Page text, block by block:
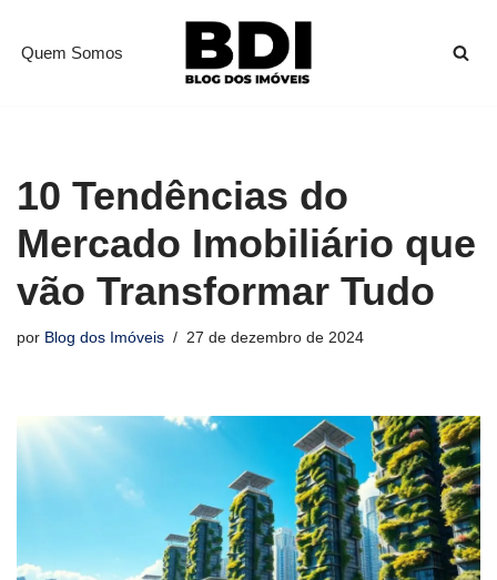
Pular
Quem Somos
10 Tendências do
Mercado Imobiliário que
vão Transformar Tudo
por Blog dos Imóveis 27 de dezembro de 2024